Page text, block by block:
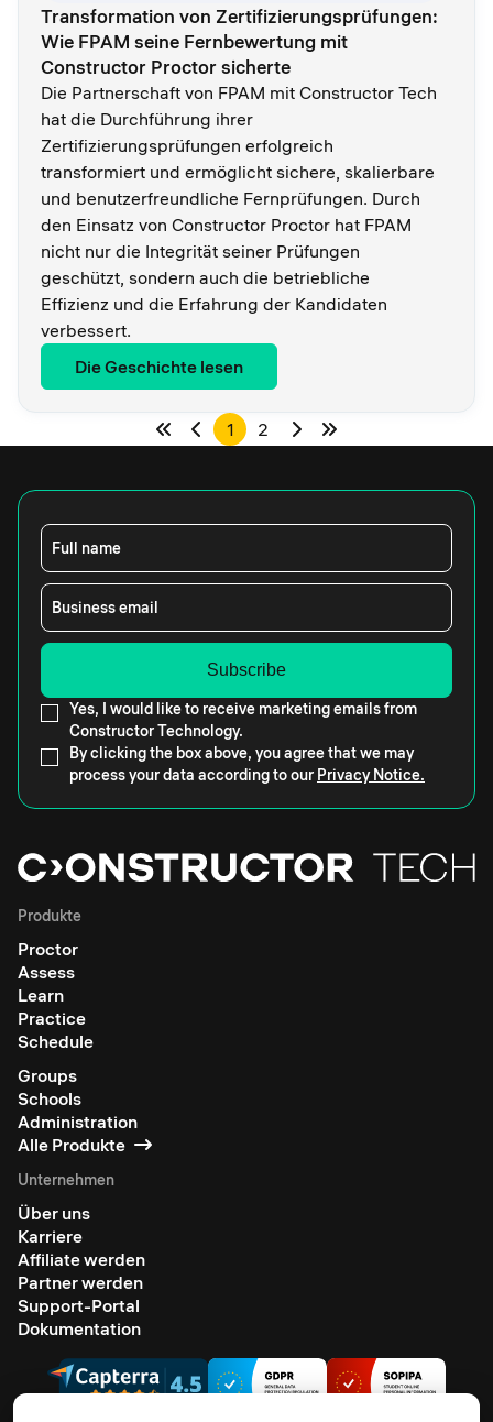
Transformation von Zertifizierungsprüfungen:
Wie FPAM seine Fernbewertung mit
Constructor Proctor sicherte
Die Partnerschaft von FPAM mit Constructor Tech
hat die Durchführung ihrer
Zertifizierungsprüfungen erfolgreich
transformiert und ermöglicht sichere, skalierbare
und benutzerfreundliche Fernprüfungen. Durch
den Einsatz von Constructor Proctor hat FPAM
nicht nur die Integrität seiner Prüfungen
geschützt, sondern auch die betriebliche
Effizienz und die Erfahrung der Kandidaten
verbessert.
Die Geschichte lesen
1 2
Full name
Business email
Yes, I would like to receive marketing emails from
Constructor Technology.
By clicking the box above, you agree that we may
process your data according to our Privacy Notice.
Produkte
Proctor
Assess
Learn
Practice
Schedule
Groups
Schools
Administration
Alle Produkte
Unternehmen
Über uns
Karriere
Affiliate werden
Partner werden
Support-Portal
Dokumentation